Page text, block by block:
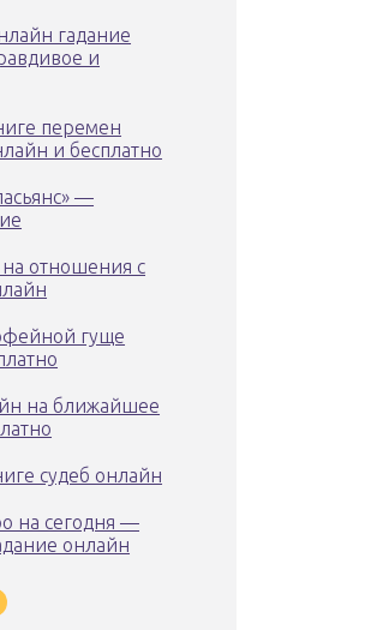
гадание
и
перемен
и бесплатно
—
отношения с
гуще
на ближайшее
судеб онлайн
на сегодня —
онлайн